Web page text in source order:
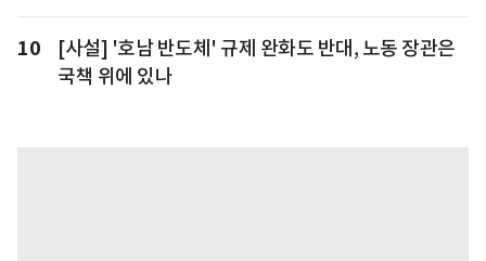
10
[사설] '호남 반도체' 규제 완화도 반대, 노동 장관은
국책 위에 있나